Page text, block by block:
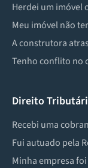
Herdei um imóvel
Meu imóvel não
A construtora
Tenho conflito no
Direito
Recebi uma
Fui autuado pela
Minha empresa